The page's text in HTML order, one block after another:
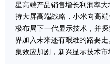
星高端产品销售增长利润率
持大屏高端战略，小米向高
极布局下一代显示技术，并
界加入未来还有艰难的路要
集效应加剧，新兴显示技术市